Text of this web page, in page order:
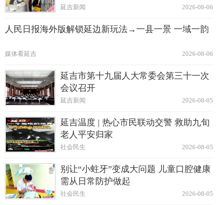
2026-08-06
延吉新闻
人民日报海外版解锁延边新玩法→一县一景 一域一韵
2026-08-06
媒体看延吉
延吉市第十九届人大常委会第三十一次
会议召开
2026-08-05
延吉新闻
延吉温度 | 热心市民联动交警 救助九旬
老人平安归家
2026-08-05
社会民生
别让“小蛀牙”变成大问题 儿童口腔健康
需从日常防护做起
2026-08-05
社会民生